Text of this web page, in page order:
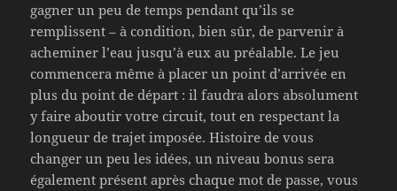
gagner un peu de temps pendant qu’ils se
remplissent – à condition, bien sûr, de parvenir à
acheminer l’eau jusqu’à eux au préalable. Le jeu
commencera même à placer un point d’arrivée en
plus du point de départ : il faudra alors absolument
y faire aboutir votre circuit, tout en respectant la
longueur de trajet imposée. Histoire de vous
changer un peu les idées, un niveau bonus sera
également présent après chaque mot de passe, vous